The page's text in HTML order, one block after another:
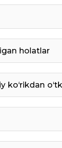
holatlar
ko‘rikdan